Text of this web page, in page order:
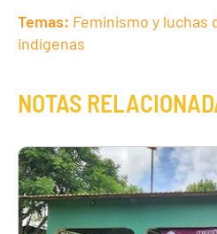
Temas: Feminismo y luchas
indígenas
NOTAS